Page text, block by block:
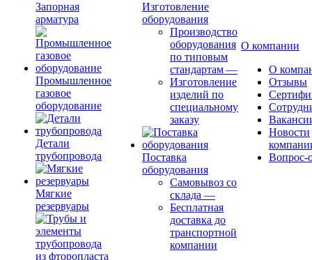
Запорная
арматура
Промышленное
газовое
оборудование
Детали
трубопровода
Мягкие
резервуары
Изготовление
оборудования
Производство
оборудования
по типовым
стандартам —
Изготовление
изделий по
специальному
заказу
Поставка
оборудования
Самовывоз со
склада —
Бесплатная
доставка до
транспортной
компании
О компании
О
Отзывы
Новости
Вопрос-